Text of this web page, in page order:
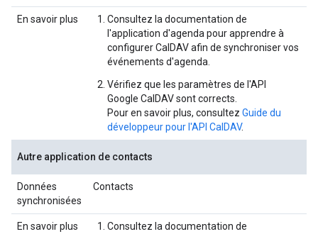
En savoir plus
Consultez la documentation de
l'application d'agenda pour apprendre à
configurer CalDAV afin de synchroniser vos
événements d'agenda.
Vérifiez que les paramètres de l'API
Google CalDAV sont corrects.
Pour en savoir plus, consultez Guide du
développeur pour l'API CalDAV.
Autre application de contacts
Données
synchronisées
Contacts
En savoir plus
Consultez la documentation de